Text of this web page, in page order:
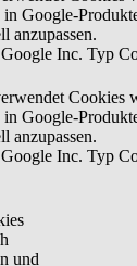
in Google-
anzupassen.
Google Inc. Typ
Cookies
in Google-
anzupassen.
Google Inc. Typ
und